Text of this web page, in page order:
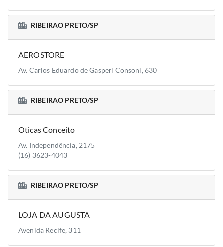
RIBEIRAO PRETO/SP
AEROSTORE
Av. Carlos Eduardo de Gasperi Consoni, 630
RIBEIRAO PRETO/SP
Oticas Conceito
Av. Independência, 2175
(16) 3623-4043
RIBEIRAO PRETO/SP
LOJA DA AUGUSTA
Avenida Recife, 311